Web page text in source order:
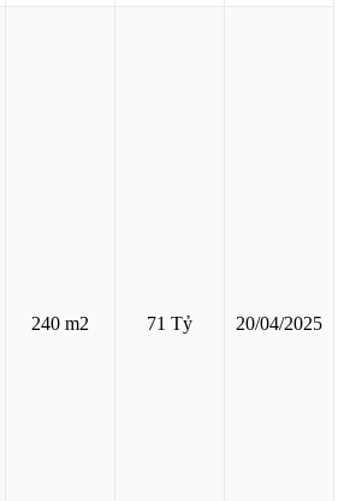
240 m2 71 Tỷ 20/04/2025